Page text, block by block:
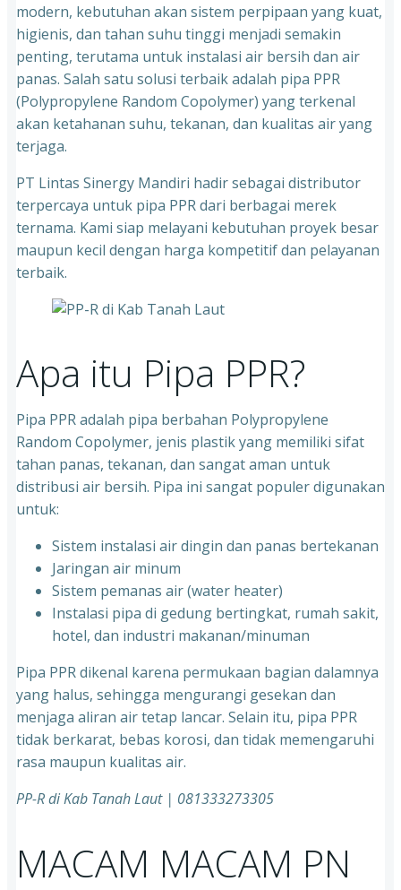
modern, kebutuhan akan sistem perpipaan yang kuat,
higienis, dan tahan suhu tinggi menjadi semakin
penting, terutama untuk instalasi air bersih dan air
panas. Salah satu solusi terbaik adalah pipa PPR
(Polypropylene Random Copolymer) yang terkenal
akan ketahanan suhu, tekanan, dan kualitas air yang
terjaga.
PT Lintas Sinergy Mandiri hadir sebagai distributor
terpercaya untuk pipa PPR dari berbagai merek
ternama. Kami siap melayani kebutuhan proyek besar
maupun kecil dengan harga kompetitif dan pelayanan
terbaik.
Apa itu Pipa PPR?
Pipa PPR adalah pipa berbahan Polypropylene
Random Copolymer, jenis plastik yang memiliki sifat
tahan panas, tekanan, dan sangat aman untuk
distribusi air bersih. Pipa ini sangat populer digunakan
untuk:
Sistem instalasi air dingin dan panas bertekanan
⁠Jaringan air minum
⁠Sistem pemanas air (water heater)
⁠Instalasi pipa di gedung bertingkat, rumah sakit,
hotel, dan industri makanan/minuman
Pipa PPR dikenal karena permukaan bagian dalamnya
yang halus, sehingga mengurangi gesekan dan
menjaga aliran air tetap lancar. Selain itu, pipa PPR
tidak berkarat, bebas korosi, dan tidak memengaruhi
rasa maupun kualitas air.
PP-R di Kab Tanah Laut | 081333273305
MACAM MACAM PN